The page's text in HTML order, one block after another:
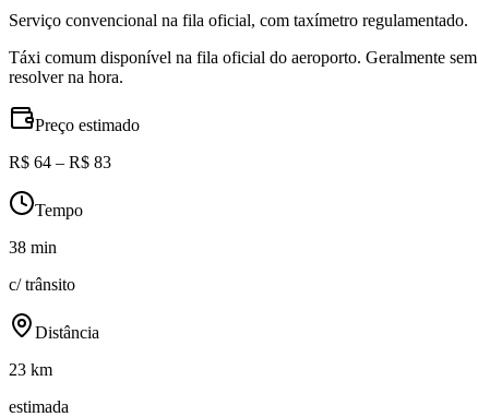
Serviço convencional na fila oficial, com taxímetro regulamentado.
Táxi comum disponível na fila oficial do aeroporto. Geralmente
resolver na hora.
Preço estimado
R$ 64 – R$ 83
Tempo
38 min
c/ trânsito
Distância
23 km
estimada